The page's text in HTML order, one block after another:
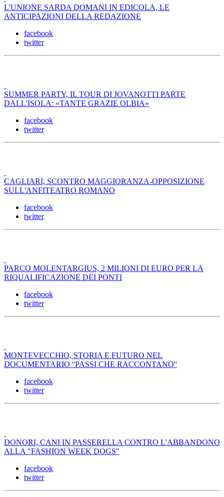
L'UNIONE SARDA DOMANI IN EDICOLA, LE
ANTICIPAZIONI DELLA REDAZIONE
facebook
twitter
SUMMER PARTY, IL TOUR DI JOVANOTTI PARTE
DALL'ISOLA: «TANTE GRAZIE OLBIA»
facebook
twitter
CAGLIARI, SCONTRO MAGGIORANZA-OPPOSIZIONE
SULL'ANFITEATRO ROMANO
facebook
twitter
PARCO MOLENTARGIUS, 2 MILIONI DI EURO PER LA
RIQUALIFICAZIONE DEI PONTI
facebook
twitter
MONTEVECCHIO, STORIA E FUTURO NEL
DOCUMENTARIO ''PASSI CHE RACCONTANO''
facebook
twitter
DONORI, CANI IN PASSERELLA CONTRO L'ABBANDONO
ALLA "FASHION WEEK DOGS"
facebook
twitter